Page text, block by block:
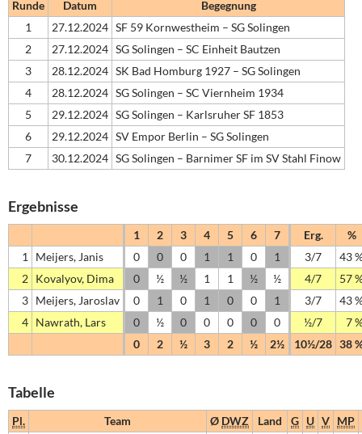
Runde Datum
Begegnung
1
27.12.2024 SF 59 Kornwestheim – SG Solingen
2
27.12.2024 SG Solingen – SC Einheit Bautzen
3
28.12.2024 SK Bad Homburg 1927 – SG Solingen
4
28.12.2024 SG Solingen – SC Viernheim 1934
5
29.12.2024 SG Solingen – Karlsruher SF 1853
6
29.12.2024 SV Empor Berlin – SG Solingen
7
30.12.2024 SG Solingen – Barnimer SF im SV Stahl Finow
Ergebnisse
1 2 3 4 5 6 7 Erg.
%
1
Meijers, Janis 0 0 0 1 1 0 1 3/7
43
2 Kovalyov, Dima 0 ½ ½ 1 1 ½ ½ 4/7
57
3 Meijers, Jaroslav 0 1 0 1 0 0 1 3/7
43
4 Nawrath, Lars 0 ½ 0 0 0 0 0 ½/7
7
0
2 ½ 3 2 ½ 2½ 10½/28 38
Tabelle
Pl. Team Ø DWZ Land G U V MP